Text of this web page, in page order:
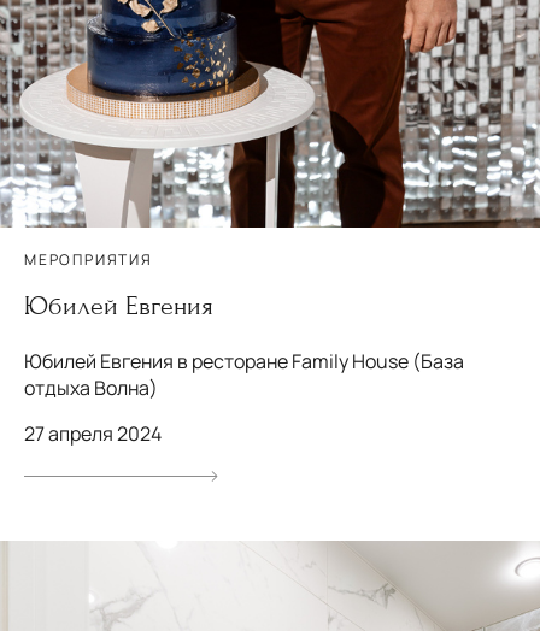
МЕРОПРИЯТИЯ
Юбилей Евгения
Юбилей Евгения в ресторане Family House (База
отдыха Волна)
27 апреля 2024